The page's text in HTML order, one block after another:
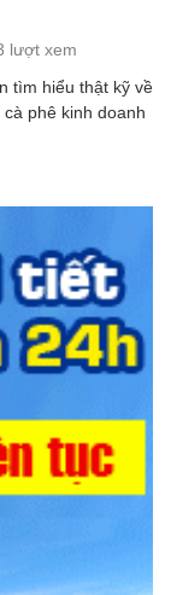
lượt xem
tìm hiểu thật kỹ về
phê kinh doanh